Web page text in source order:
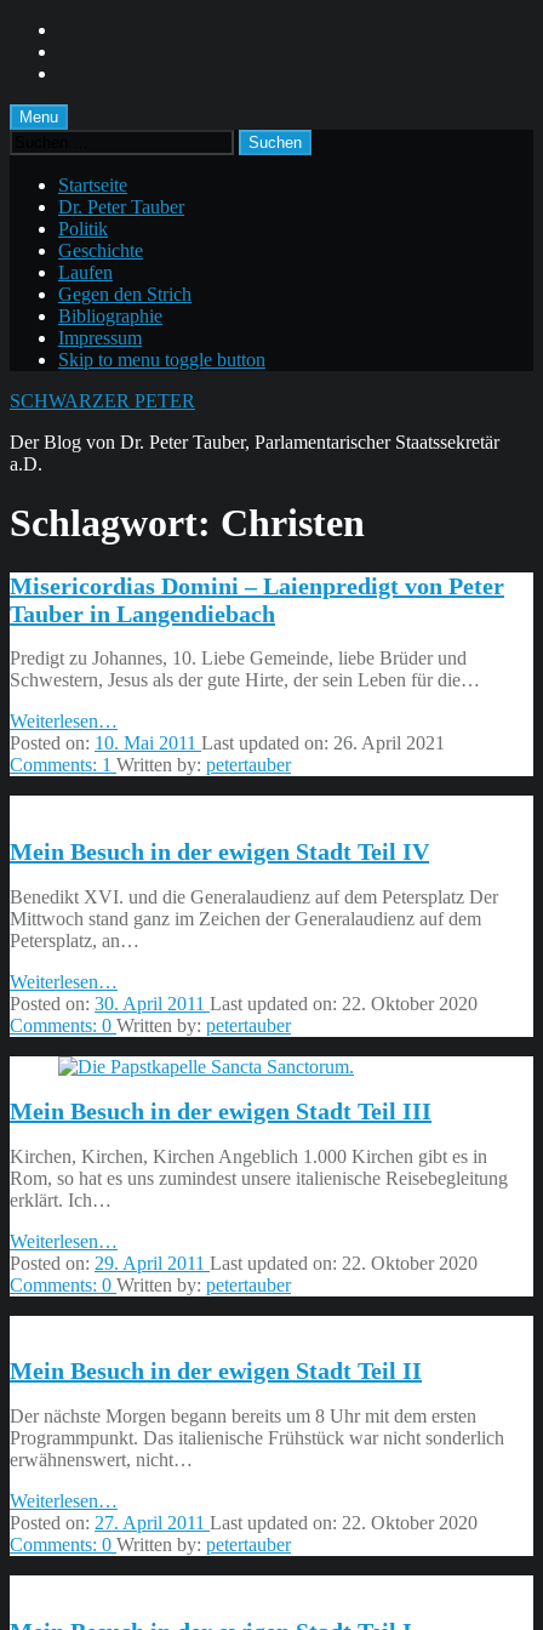
content
footer
Menu
Suchen
nach:
Startseite
Dr. Peter Tauber
Politik
Geschichte
Laufen
Gegen den Strich
Bibliographie
Impressum
Skip to menu toggle button
SCHWARZER PETER
Der Blog von Dr. Peter Tauber, Parlamentarischer Staatssekretär
a.D.
Schlagwort: Christen
Misericordias Domini – Laienpredigt von Peter
Tauber in Langendiebach
Predigt zu Johannes, 10. Liebe Gemeinde, liebe Brüder und
Schwestern, Jesus als der gute Hirte, der sein Leben für die…
Weiterlesen“Misericordias
Domini
–
Tauber
Langendiebach”
…
Posted on: 10. Mai 2011 Last updated on: 26. April 2021
Comments: 1 Written by: petertauber
Mein Besuch in der ewigen Stadt Teil IV
Benedikt XVI. und die Generalaudienz auf dem Petersplatz Der
Mittwoch stand ganz im Zeichen der Generalaudienz auf dem
Petersplatz, an…
Weiterlesen
Besuch
in
ewigen
Teil
…
Posted on: 30. April 2011 Last updated on: 22. Oktober 2020
Comments: 0 Written by: petertauber
Mein Besuch in der ewigen Stadt Teil III
Kirchen, Kirchen, Kirchen Angeblich 1.000 Kirchen gibt es in
Rom, so hat es uns zumindest unsere italienische Reisebegleitung
erklärt. Ich…
Weiterlesen
Besuch
in
Teil
…
Posted on: 29. April 2011 Last updated on: 22. Oktober 2020
Comments: 0 Written by: petertauber
Mein Besuch in der ewigen Stadt Teil II
Der nächste Morgen begann bereits um 8 Uhr mit dem ersten
Programmpunkt. Das italienische Frühstück war nicht sonderlich
erwähnenswert, nicht…
Weiterlesen
Besuch
in
…
Posted on: 27. April 2011 Last updated on: 22. Oktober 2020
Comments: 0 Written by: petertauber